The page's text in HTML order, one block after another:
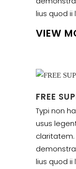
lius quod ii
VIEW
FREE
Typi non
usus
lius quod ii